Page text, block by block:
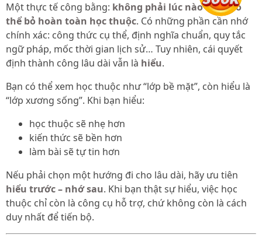
Một thực tế công bằng: không phải lúc nào cũng có
thể bỏ hoàn toàn học thuộc. Có những phần cần nhớ
chính xác: công thức cụ thể, định nghĩa chuẩn, quy tắc
ngữ pháp, mốc thời gian lịch sử… Tuy nhiên, cái quyết
định thành công lâu dài vẫn là hiểu.
Bạn có thể xem học thuộc như “lớp bề mặt”, còn hiểu là
“lớp xương sống”. Khi bạn hiểu:
học thuộc sẽ nhẹ hơn
kiến thức sẽ bền hơn
làm bài sẽ tự tin hơn
Nếu phải chọn một hướng đi cho lâu dài, hãy ưu tiên
hiểu trước – nhớ sau. Khi bạn thật sự hiểu, việc học
thuộc chỉ còn là công cụ hỗ trợ, chứ không còn là cách
duy nhất để tiến bộ.